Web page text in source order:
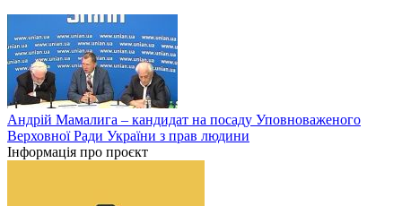
Андрій Мамалига – кандидат на посаду Уповноваженого
Верховної Ради України з прав людини
Інформація про проєкт